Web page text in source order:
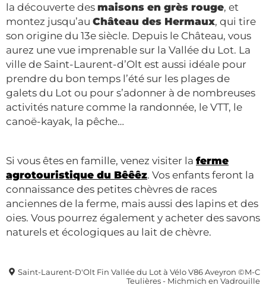
la découverte des maisons en grès rouge, et
montez jusqu’au Château des Hermaux, qui tire
son origine du 13e siècle. Depuis le Château, vous
aurez une vue imprenable sur la Vallée du Lot. La
ville de Saint-Laurent-d’Olt est aussi idéale pour
prendre du bon temps l’été sur les plages de
galets du Lot ou pour s’adonner à de nombreuses
activités nature comme la randonnée, le VTT, le
canoë-kayak, la pêche…
Si vous êtes en famille, venez visiter la ferme
agrotouristique du Bêêêz. Vos enfants feront la
connaissance des petites chèvres de races
anciennes de la ferme, mais aussi des lapins et des
oies. Vous pourrez également y acheter des savons
naturels et écologiques au lait de chèvre.
Saint-Laurent-D'Olt Fin Vallée du Lot à Vélo V86 Aveyron ©M-C
Teulières - Michmich en Vadrouille